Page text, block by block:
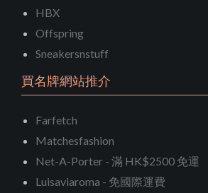
HBX
Offspring
Sneakersnstuff
買名牌網站推介
Farfetch
Matchesfashion
Net-A-Porter - 滿 HK$2500 免運
Luisaviaroma - 免國際運費